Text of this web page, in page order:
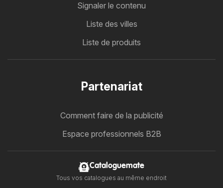
Signaler le contenu
Liste des villes
Liste de produits
Partenariat
Comment faire de la publicité
Espace professionnels B2B
Cataloguemate
Tous vos catalogues au même endroit